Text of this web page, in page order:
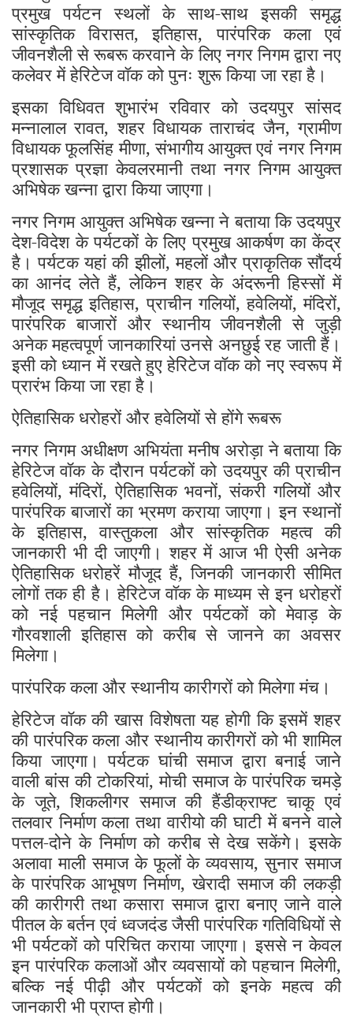
प्रमुख पर्यटन स्थलों के साथ-साथ इसकी समृद्ध
सांस्कृतिक विरासत, इतिहास, पारंपरिक कला एवं
जीवनशैली से रूबरू करवाने के लिए नगर निगम द्वारा नए
कलेवर में हेरिटेज वॉक को पुनः शुरू किया जा रहा है।
इसका विधिवत शुभारंभ रविवार को उदयपुर सांसद
मन्नालाल रावत, शहर विधायक ताराचंद जैन, ग्रामीण
विधायक फूलसिंह मीणा, संभागीय आयुक्त एवं नगर निगम
प्रशासक प्रज्ञा केवलरमानी तथा नगर निगम आयुक्त
अभिषेक खन्ना द्वारा किया जाएगा।
नगर निगम आयुक्त अभिषेक खन्ना ने बताया कि उदयपुर
देश-विदेश के पर्यटकों के लिए प्रमुख आकर्षण का केंद्र
है। पर्यटक यहां की झीलों, महलों और प्राकृतिक सौंदर्य
का आनंद लेते हैं, लेकिन शहर के अंदरूनी हिस्सों में
मौजूद समृद्ध इतिहास, प्राचीन गलियों, हवेलियों, मंदिरों,
पारंपरिक बाजारों और स्थानीय जीवनशैली से जुड़ी
अनेक महत्वपूर्ण जानकारियां उनसे अनछुई रह जाती हैं।
इसी को ध्यान में रखते हुए हेरिटेज वॉक को नए स्वरूप में
प्रारंभ किया जा रहा है।
ऐतिहासिक धरोहरों और हवेलियों से होंगे रूबरू
नगर निगम अधीक्षण अभियंता मनीष अरोड़ा ने बताया कि
हेरिटेज वॉक के दौरान पर्यटकों को उदयपुर की प्राचीन
हवेलियों, मंदिरों, ऐतिहासिक भवनों, संकरी गलियों और
पारंपरिक बाजारों का भ्रमण कराया जाएगा। इन स्थानों
के इतिहास, वास्तुकला और सांस्कृतिक महत्व की
जानकारी भी दी जाएगी। शहर में आज भी ऐसी अनेक
ऐतिहासिक धरोहरें मौजूद हैं, जिनकी जानकारी सीमित
लोगों तक ही है। हेरिटेज वॉक के माध्यम से इन धरोहरों
को नई पहचान मिलेगी और पर्यटकों को मेवाड़ के
गौरवशाली इतिहास को करीब से जानने का अवसर
मिलेगा।
पारंपरिक कला और स्थानीय कारीगरों को मिलेगा मंच।
हेरिटेज वॉक की खास विशेषता यह होगी कि इसमें शहर
की पारंपरिक कला और स्थानीय कारीगरों को भी शामिल
किया जाएगा। पर्यटक घांची समाज द्वारा बनाई जाने
वाली बांस की टोकरियां, मोची समाज के पारंपरिक चमड़े
के जूते, शिकलीगर समाज की हैंडीक्राफ्ट चाकू एवं
तलवार निर्माण कला तथा वारीयो की घाटी में बनने वाले
पत्तल-दोने के निर्माण को करीब से देख सकेंगे। इसके
अलावा माली समाज के फूलों के व्यवसाय, सुनार समाज
के पारंपरिक आभूषण निर्माण, खेरादी समाज की लकड़ी
की कारीगरी तथा कसारा समाज द्वारा बनाए जाने वाले
पीतल के बर्तन एवं ध्वजदंड जैसी पारंपरिक गतिविधियों से
भी पर्यटकों को परिचित कराया जाएगा। इससे न केवल
इन पारंपरिक कलाओं और व्यवसायों को पहचान मिलेगी,
बल्कि नई पीढ़ी और पर्यटकों को इनके महत्व की
जानकारी भी प्राप्त होगी।